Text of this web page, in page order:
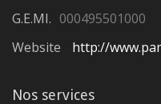
G.E.MI. 000495501000
Website
http://
Nos services